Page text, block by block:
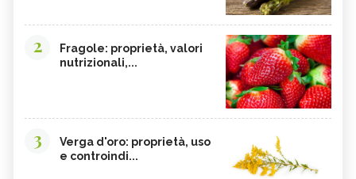
2
Fragole: proprietà, valori
nutrizionali,...
3
Verga d'oro: proprietà, uso
e controindi...